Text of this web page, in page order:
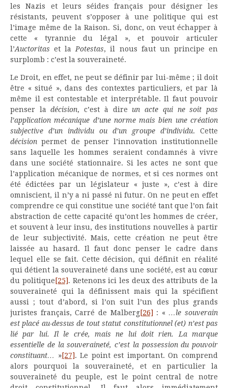
les Nazis et leurs séides français pour désigner les
résistants, peuvent s’opposer à une politique qui est
l’image même de la Raison. Si, donc, on veut échapper à
cette « tyrannie du légal », et pouvoir articuler
l’Auctoritas et la Potestas, il nous faut un principe en
surplomb : c’est la souveraineté.
Le Droit, en effet, ne peut se définir par lui-même ; il doit
être « situé », dans des contextes particuliers, et par là
même il est contestable et interprétable. Il faut pouvoir
penser ladécision, c’est à dire un acte qui ne soit pas
l’application mécanique d’une norme mais bien une création
subjective d’un individu ou d’un groupe d’individu. Cette
décision permet de penser l’innovation institutionnelle
sans laquelle les hommes seraient condamnés à vivre
dans une société stationnaire. Si les actes ne sont que
l’application mécanique de normes, et si ces normes ont
été édictées par un législateur « juste », c’est à dire
omniscient, il n’y a ni passé ni futur. On ne peut en effet
comprendre ce qui constitue une société tant que l’on fait
abstraction de cette capacité qu’ont les hommes de créer,
et souvent à leur insu, des institutions nouvelles à partir
de leur subjectivité. Mais, cette création ne peut être
laissée au hasard. Il faut donc penser le cadre dans
lequel elle se fait. Cette décision, qui définit en réalité
qui détient la souveraineté dans une société, est au cœur
du politique [25]. Retenons ici les deux des attributs de la
souveraineté qui la définissent mais qui la spécifient
aussi ; tout d’abord, si l’on suit l’un des plus grands
juristes français, Carré de Malberg[26] : « …le souverain
est placé au-dessus de tout statut constitutionnel (et) n’est pas
lié par lui. Il le crée, mais ne lui doit rien. La marque
essentielle de la souveraineté, c’est la possession du pouvoir
constituant… »[27]. Le point est important. On comprend
alors pourquoi la souveraineté, et en particulier la
souveraineté du peuple, est le point central de notre